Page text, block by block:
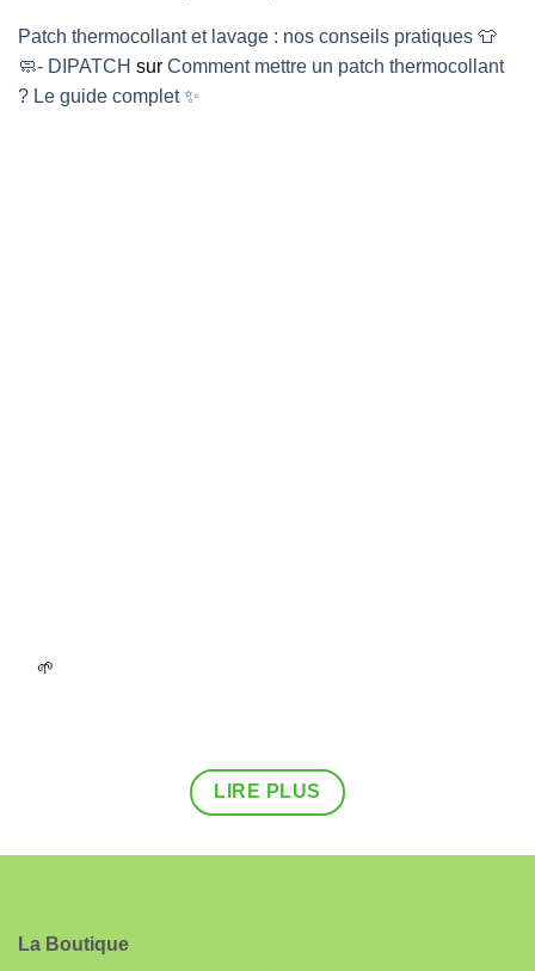
Patch thermocollant et lavage : nos conseils pratiques 👕
🧼- DIPATCH sur Comment mettre un patch thermocollant
? Le guide complet ✨
🌱
LIRE PLUS
La Boutique